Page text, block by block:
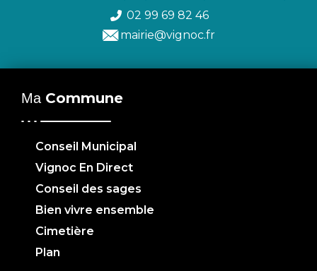
02 99 69 82 46
mairie@vignoc.fr
Ma Commune
Conseil Municipal
Vignoc En Direct
Conseil des sages
Bien vivre ensemble
Cimetière
Plan